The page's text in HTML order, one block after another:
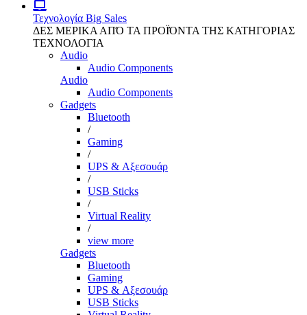
Τεχνολογία Big Sales
ΔΕΣ ΜΕΡΙΚΑ ΑΠΌ ΤΑ ΠΡΟΪΌΝΤΑ ΤΗΣ ΚΑΤΗΓΟΡΙΑΣ
ΤΕΧΝΟΛΟΓΙΑ
Audio
Audio Components
Audio
Audio Components
Gadgets
Bluetooth
/
Gaming
/
UPS & Αξεσουάρ
/
USB Sticks
/
Virtual Reality
/
view more
Gadgets
Bluetooth
Gaming
UPS & Αξεσουάρ
USB Sticks